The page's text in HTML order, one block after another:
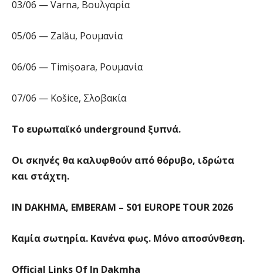
03/06 — Varna, Βουλγαρία
05/06 — Zalău, Ρουμανία
06/06 — Timișoara, Ρουμανία
07/06 — Košice, Σλοβακία
Το ευρωπαϊκό underground ξυπνά.
Οι σκηνές θα καλυφθούν από θόρυβο, ιδρώτα
και στάχτη.
IN DAKHMA, EMBERAM – S01 EUROPE TOUR 2026
Καμία σωτηρία. Κανένα φως. Μόνο αποσύνθεση.
Official Links Of In Dakmha